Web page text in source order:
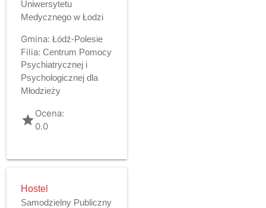
Uniwersytetu
Medycznego w Łodzi
Gmina: Łódź-Polesie
Filia: Centrum Pomocy
Psychiatrycznej i
Psychologicznej dla
Młodzieży
gradeOcena:
0.0
Hostel
Samodzielny Publiczny